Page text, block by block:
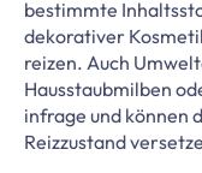
bestimmte
dekorativer
reizen. Auch
Hausstaubmilben
infrage und können
Reizzustand